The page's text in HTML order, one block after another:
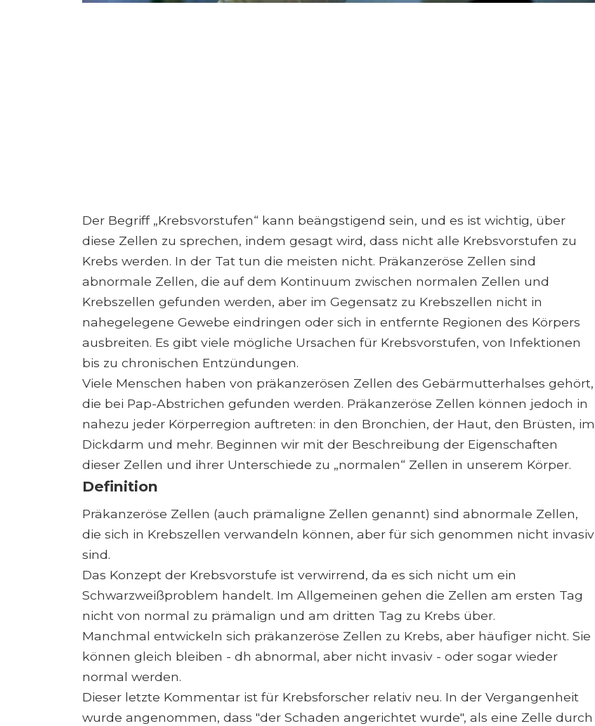
Der Begriff „Krebsvorstufen“ kann beängstigend sein, und es ist wichtig, über
diese Zellen zu sprechen, indem gesagt wird, dass nicht alle Krebsvorstufen zu
Krebs werden. In der Tat tun die meisten nicht. Präkanzeröse Zellen sind
abnormale Zellen, die auf dem Kontinuum zwischen normalen Zellen und
Krebszellen gefunden werden, aber im Gegensatz zu Krebszellen nicht in
nahegelegene Gewebe eindringen oder sich in entfernte Regionen des Körpers
ausbreiten. Es gibt viele mögliche Ursachen für Krebsvorstufen, von Infektionen
bis zu chronischen Entzündungen.
Viele Menschen haben von präkanzerösen Zellen des Gebärmutterhalses gehört,
die bei Pap-Abstrichen gefunden werden. Präkanzeröse Zellen können jedoch in
nahezu jeder Körperregion auftreten: in den Bronchien, der Haut, den Brüsten, im
Dickdarm und mehr. Beginnen wir mit der Beschreibung der Eigenschaften
dieser Zellen und ihrer Unterschiede zu „normalen“ Zellen in unserem Körper.
Definition
Präkanzeröse Zellen (auch prämaligne Zellen genannt) sind abnormale Zellen,
die sich in Krebszellen verwandeln können, aber für sich genommen nicht invasiv
sind.
Das Konzept der Krebsvorstufe ist verwirrend, da es sich nicht um ein
Schwarzweißproblem handelt. Im Allgemeinen gehen die Zellen am ersten Tag
nicht von normal zu prämalign und am dritten Tag zu Krebs über.
Manchmal entwickeln sich präkanzeröse Zellen zu Krebs, aber häufiger nicht. Sie
können gleich bleiben - dh abnormal, aber nicht invasiv - oder sogar wieder
normal werden.
Dieser letzte Kommentar ist für Krebsforscher relativ neu. In der Vergangenheit
wurde angenommen, dass "der Schaden angerichtet wurde", als eine Zelle durch